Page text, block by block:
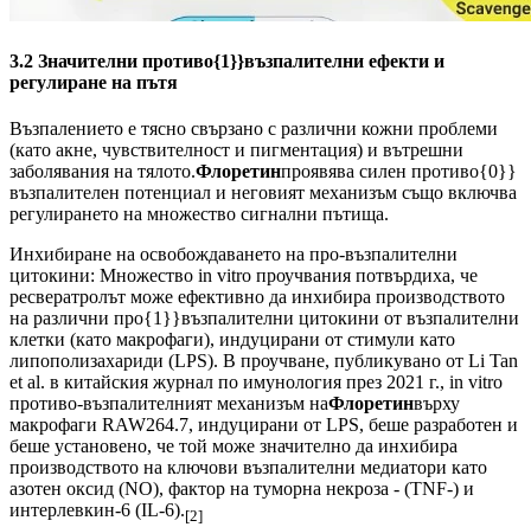
3.2 Значителни противо{1}}възпалителни ефекти и
регулиране на пътя
Възпалението е тясно свързано с различни кожни проблеми
(като акне, чувствителност и пигментация) и вътрешни
заболявания на тялото.Флоретинпроявява силен противо{0}}
възпалителен потенциал и неговият механизъм също включва
регулирането на множество сигнални пътища.
Инхибиране на освобождаването на про-възпалителни
цитокини: Множество in vitro проучвания потвърдиха, че
ресвератролът може ефективно да инхибира производството
на различни про{1}}възпалителни цитокини от възпалителни
клетки (като макрофаги), индуцирани от стимули като
липополизахариди (LPS). В проучване, публикувано от Li Tan
et al. в китайския журнал по имунология през 2021 г., in vitro
противо-възпалителният механизъм наФлоретинвърху
макрофаги RAW264.7, индуцирани от LPS, беше разработен и
беше установено, че той може значително да инхибира
производството на ключови възпалителни медиатори като
азотен оксид (NO), фактор на туморна некроза - (TNF-) и
интерлевкин-6 (IL-6).[2]